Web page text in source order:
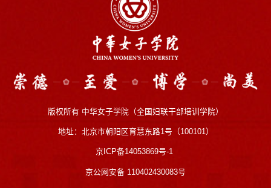
版权所有 中华女子学院（全国妇联干部培训学院）
地址：北京市朝阳区育慧东路1号（100101）
京ICP备14053869号-1
京公网安备 110402430083号